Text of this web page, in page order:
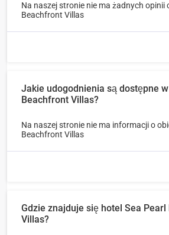
Na naszej stronie nie ma żadnych opinii
Beachfront Villas
Jakie udogodnienia są dostępne
Beachfront Villas?
Na naszej stronie nie ma informacji o
Beachfront Villas
Gdzie znajduje się hotel Sea
Villas?